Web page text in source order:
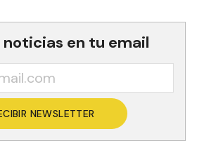
noticias en tu email
NEWSLETTER